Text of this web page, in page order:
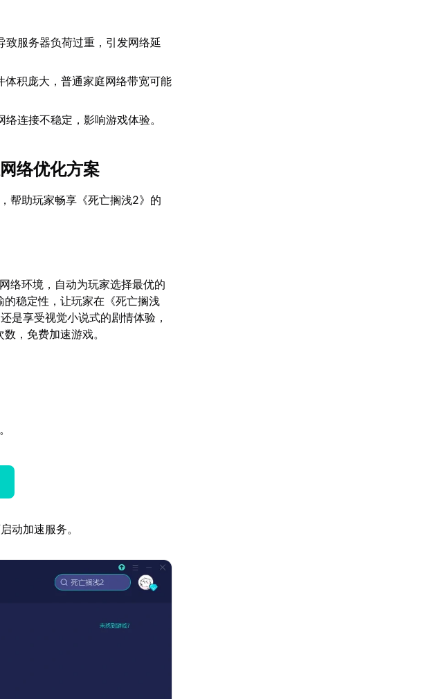
致服务器负荷过重，引发网络延
体积庞大，普通家庭网络带宽可能
连接不稳定，影响游戏体验。
络优化方案
帮助玩家畅享《死亡搁浅2》的
络环境，自动为玩家选择最优的
稳定性，让玩家在《死亡搁浅
是享受视觉小说式的剧情体验，
，免费加速游戏。
动加速服务。